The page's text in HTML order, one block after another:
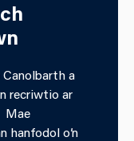
Canolbarth a
recriwtio ar
Mae
hanfodol o’n